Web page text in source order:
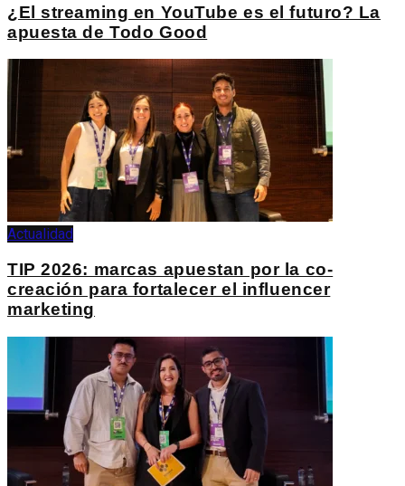
¿El streaming en YouTube es el futuro? La
apuesta de Todo Good
Actualidad
TIP 2026: marcas apuestan por la co-
creación para fortalecer el influencer
marketing